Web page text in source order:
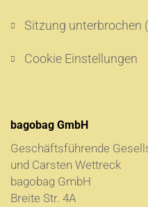
Sitzung unterbrochen
Cookie Einstellungen
bagobag GmbH
Geschäftsführende
und Carsten Wettreck
bagobag GmbH
Breite Str. 4A